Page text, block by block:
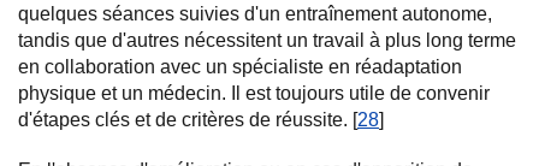
quelques séances suivies d'un entraînement autonome,
tandis que d'autres nécessitent un travail à plus long terme
en collaboration avec un spécialiste en réadaptation
physique et un médecin. Il est toujours utile de convenir
d'étapes clés et de critères de réussite. [28]